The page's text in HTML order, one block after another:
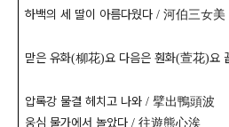
하백의 세 딸이 아름다웠다 / 河伯三女美
맏은 유화(柳花)요 다음은 훤화(萱花)요
압록강 물결 헤치고 나와 / 擘出鴨頭波
웅심 물가에서 놀았다 / 往遊熊心涘